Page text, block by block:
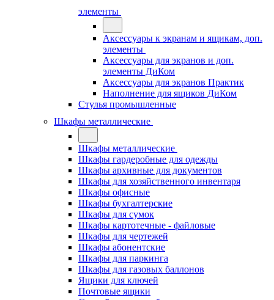
элементы
Аксессуары к экранам и ящикам, доп.
элементы
Аксессуары для экранов и доп.
элементы ДиКом
Аксессуары для экранов Практик
Наполнение для ящиков ДиКом
Стулья промышленные
Шкафы металлические
Шкафы металлические
Шкафы гардеробные для одежды
Шкафы архивные для документов
Шкафы для хозяйственного инвентаря
Шкафы офисные
Шкафы бухгалтерские
Шкафы для сумок
Шкафы картотечные - файловые
Шкафы для чертежей
Шкафы абонентские
Шкафы для паркинга
Шкафы для газовых баллонов
Ящики для ключей
Почтовые ящики